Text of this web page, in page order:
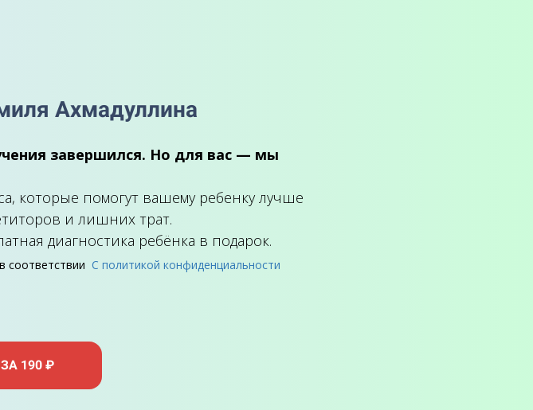
Ахмадуллина
завершился. Но для вас — мы
которые помогут вашему ребенку лучше
и лишних трат.
диагностика ребёнка в подарок.
соответствии С политикой конфиденциальности
190 ₽